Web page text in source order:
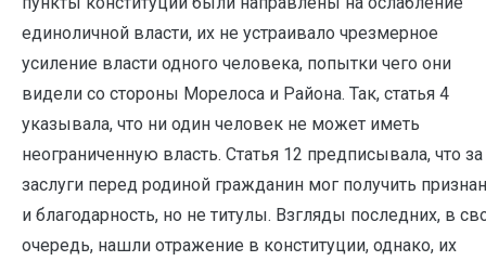
единоличной власти, их не устраивало чрезмерное
усиление власти одного человека, попытки чего они
видели со стороны Морелоса и Района. Так, статья 4
указывала, что ни один человек не может иметь
неограниченную власть. Статья 12 предписывала, что за
заслуги перед родиной гражданин мог получить
и благодарность, но не титулы. Взгляды последних, в
очередь, нашли отражение в конституции, однако, их